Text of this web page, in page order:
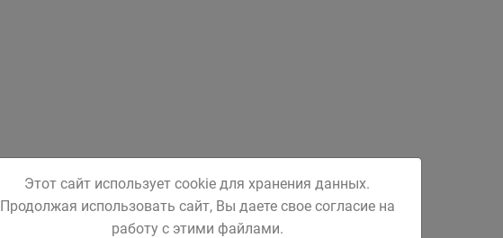
Этот сайт использует cookie для хранения данных.
Продолжая использовать сайт, Вы даете свое согласие на
работу с этими файлами.